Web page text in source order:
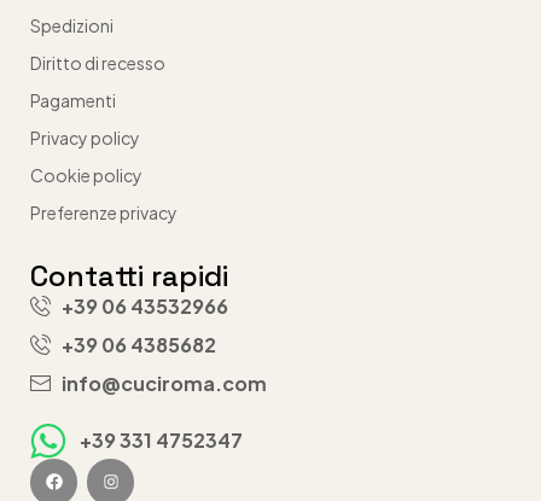
Spedizioni
Diritto di recesso
Pagamenti
Privacy policy
Cookie policy
Preferenze privacy
Contatti rapidi
+39 06 43532966
+39 06 4385682
info@cuciroma.com
+39 331 4752347